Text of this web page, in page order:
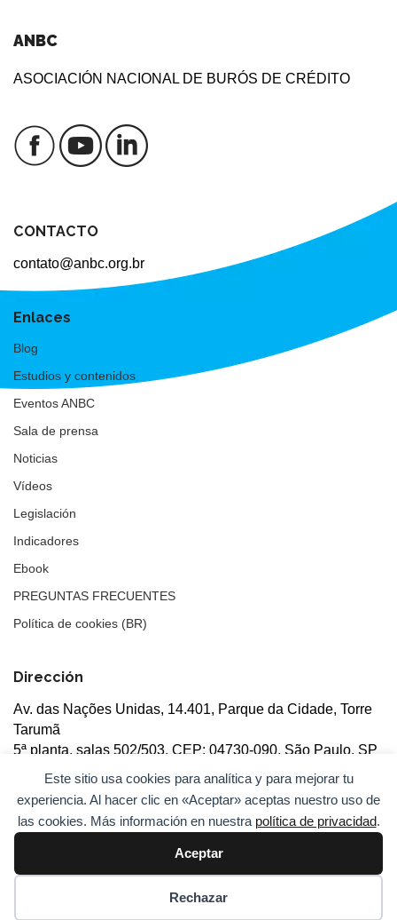
Este sitio usa cookies para analítica y para mejorar tu
experiencia. Al hacer clic en «Aceptar» aceptas nuestro uso de
las cookies. Más información en nuestra política de privacidad.
Aceptar
Rechazar
ANBC
ASOCIACIÓN NACIONAL DE BURÓS DE CRÉDITO
CONTACTO
contato@anbc.org.br
Enlaces
Blog
Estudios y contenidos
Eventos ANBC
Sala de prensa
Noticias
Vídeos
Legislación
Indicadores
Ebook
PREGUNTAS FRECUENTES
Política de cookies (BR)
Dirección
Av. das Nações Unidas, 14.401, Parque da Cidade, Torre
Tarumã
5ª planta, salas 502/503, CEP: 04730-090, São Paulo, SP
© 2026ANBC.Todos los derechos reservados.Mapa del